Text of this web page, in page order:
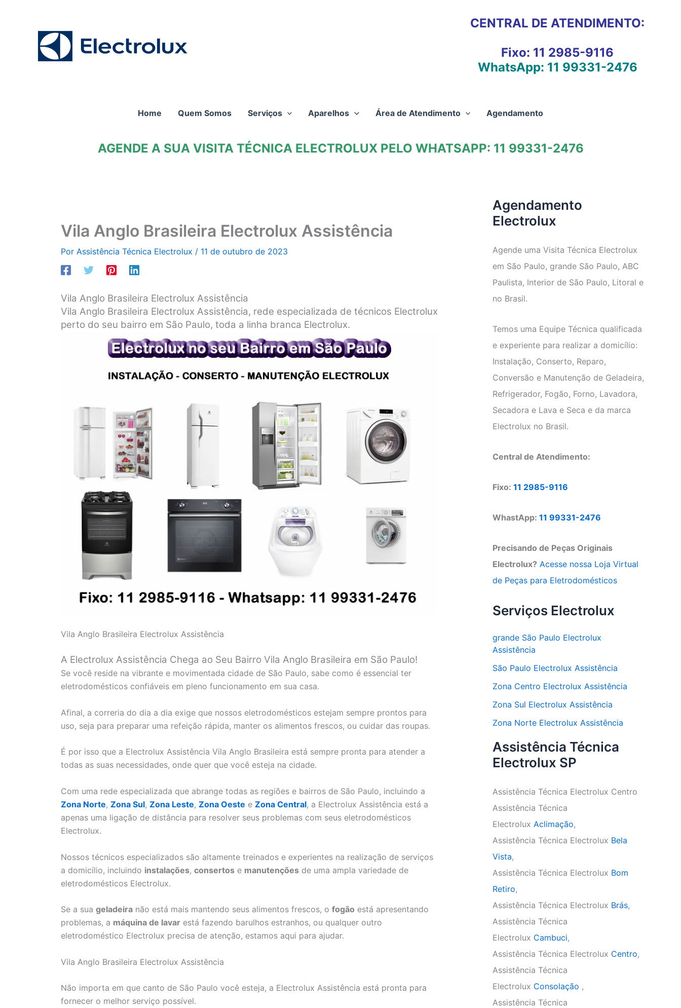
CENTRAL DE ATENDIMENTO:
Fixo: 11 2985-9116
WhatsApp: 11 99331-2476
Home Quem Somos Serviços Aparelhos Área de Atendimento Agendamento
AGENDE A SUA VISITA TÉCNICA ELECTROLUX PELO WHATSAPP: 11 99331-2476
Vila Anglo Brasileira Electrolux Assistência
Por Assistência Técnica Electrolux / 11 de outubro de 2023
Vila Anglo Brasileira Electrolux Assistência
Vila Anglo Brasileira Electrolux Assistência, rede especializada de técnicos Electrolux
perto do seu bairro em São Paulo, toda a linha branca Electrolux.
Vila Anglo Brasileira Electrolux Assistência
A Electrolux Assistência Chega ao Seu Bairro Vila Anglo Brasileira em São Paulo!
Se você reside na vibrante e movimentada cidade de São Paulo, sabe como é essencial ter
eletrodomésticos confiáveis em pleno funcionamento em sua casa.
Afinal, a correria do dia a dia exige que nossos eletrodomésticos estejam sempre prontos para
uso, seja para preparar uma refeição rápida, manter os alimentos frescos, ou cuidar das roupas.
É por isso que a Electrolux Assistência Vila Anglo Brasileira está sempre pronta para atender a
todas as suas necessidades, onde quer que você esteja na cidade.
Com uma rede especializada que abrange todas as regiões e bairros de São Paulo, incluindo a
Zona Norte, Zona Sul, Zona Leste, Zona Oeste e Zona Central, a Electrolux Assistência está a
apenas uma ligação de distância para resolver seus problemas com seus eletrodomésticos
Electrolux.
Nossos técnicos especializados são altamente treinados e experientes na realização de serviços
a domicílio, incluindo instalações, consertos e manutenções de uma ampla variedade de
eletrodomésticos Electrolux.
Se a sua geladeira não está mais mantendo seus alimentos frescos, o fogão está apresentando
problemas, a máquina de lavar está fazendo barulhos estranhos, ou qualquer outro
eletrodoméstico Electrolux precisa de atenção, estamos aqui para ajudar.
Vila Anglo Brasileira Electrolux Assistência
Não importa em que canto de São Paulo você esteja, a Electrolux Assistência está pronta para
fornecer o melhor serviço possível.
Agendamento
Electrolux
Agende uma Visita Técnica Electrolux
em São Paulo, grande São Paulo, ABC
Paulista, Interior de São Paulo, Litoral e
no Brasil.
Temos uma Equipe Técnica qualificada
e experiente para realizar a domicílio:
Instalação, Conserto, Reparo,
Conversão e Manutenção de Geladeira,
Refrigerador, Fogão, Forno, Lavadora,
Secadora e Lava e Seca e da marca
Electrolux no Brasil.
Central de Atendimento:
Fixo: 11 2985-9116
WhastApp: 11 99331-2476
Precisando de Peças Originais
Electrolux? Acesse nossa Loja Virtual
de Peças para Eletrodomésticos
Serviços Electrolux
grande São Paulo Electrolux
Assistência
São Paulo Electrolux Assistência
Zona Centro Electrolux Assistência
Zona Sul Electrolux Assistência
Zona Norte Electrolux Assistência
Assistência Técnica
Electrolux SP
Assistência Técnica Electrolux Centro
Assistência Técnica
Electrolux Aclimação,
Assistência Técnica Electrolux Bela
Vista,
Assistência Técnica Electrolux Bom
Retiro,
Assistência Técnica Electrolux Brás,
Assistência Técnica
Electrolux Cambuci,
Assistência Técnica Electrolux Centro,
Assistência Técnica
Electrolux Consolação ,
Assistência Técnica